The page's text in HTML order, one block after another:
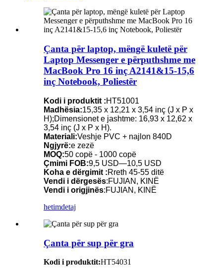
Çanta për laptop, mëngë kuletë për
Laptop Messenger e përputhshme me
MacBook Pro 16 inç A2141&15-15,6
inç Notebook, Poliestër
Kodi i produktit :HT51001
Madhësia:15,35 x 12,21 x 3,54 inç (J x P x
H);Dimensionet e jashtme: 16,93 x 12,62 x
3,54 inç (J x P x H).
Materiali:Veshje PVC + najlon 840D
Ngjyrë:e zezë
MOQ:50 copë - 1000 copë
Çmimi FOB:9,5 USD—10,5 USD
Koha e dërgimit :Rreth 45-55 ditë
Vendi i dërgesës:FUJIAN, KINË
Vendi i origjinës:FUJIAN, KINË
hetimdetaj
Çanta për sup për gra
Kodi i produktit:HT54031